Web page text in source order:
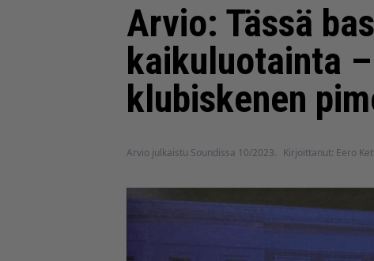
Arvio: Tässä
kaikuluotainta
klubiskenen
Arvio julkaistu Soundissa 10/2023. Kirjoittanut: Eero